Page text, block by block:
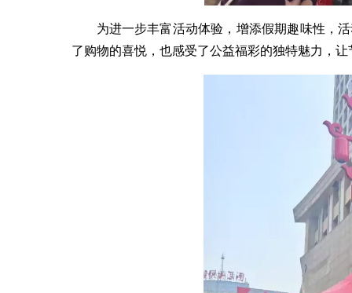
为进一步丰富活动体验，增添假期趣味性，
了购物的喜悦，也感受了公益福彩的独特魅力，